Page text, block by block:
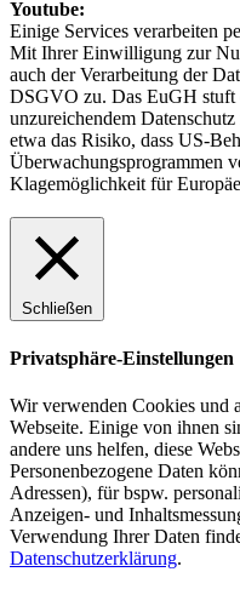
Youtube:
Einige Services verarbeiten
Mit Ihrer Einwilligung zur
auch der Verarbeitung der
DSGVO zu. Das EuGH
unzureichendem
etwa das Risiko, dass US-
Überwachungsprogrammen
Klagemöglichkeit für
Schließen
Privatsphäre-Einstellungen
Wir verwenden Cookies und
Webseite. Einige von ihnen
andere uns helfen, diese
Personenbezogene Daten
Adressen), für bspw.
Anzeigen- und
Verwendung Ihrer Daten
Datenschutzerklärung.